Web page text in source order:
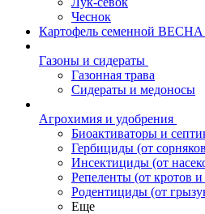
Чеснок
Картофель семенной ВЕСНА
Газоны и сидераты
Газонная трава
Сидераты и медоносы
Агрохимия и удобрения
Биоактиваторы и
Гербициды (от
Инсектициды (от
Репеленты (от кротов
Родентициды (от
Еще